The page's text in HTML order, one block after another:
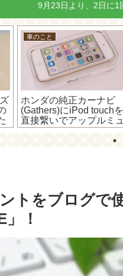
9月23日より、2日に1
車のこと
ホンダの純正カーナビ
(Gathers)にiPod touchを
直接繋いでアップルミュ
ージックが聞けるか検
トをブログで
！